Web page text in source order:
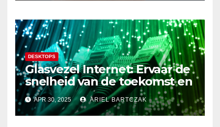
DESKTOPS
Glasvezel Internet: Ervaar de
snelheid van de toekomst en
verbeter je internetervaring!
APR 30, 2025 ARIEL BARTCZAK